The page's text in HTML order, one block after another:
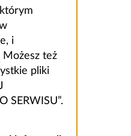
i
też
pliki
SERWISU”.